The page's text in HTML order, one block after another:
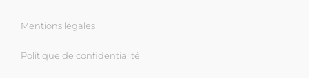
Mentions légales
Politique de confidentialité